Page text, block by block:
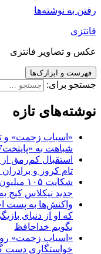
رفتن به نوشته‌ها
فانتزی
عکس و تصاویر فانتزی
فهرست و ابزارک‌ها
جستجو برای:
نوشته‌های تازه
«اسباب زحمت» و
شباهت به «پایتخت7» و چرخش بر مدار تکرار
تام کروز و برادران
شکایت
جدید نیکلاس
واکنش‌ها به پست
که او از دنیای
بگویم خداحافظ
«اسباب زحمت»